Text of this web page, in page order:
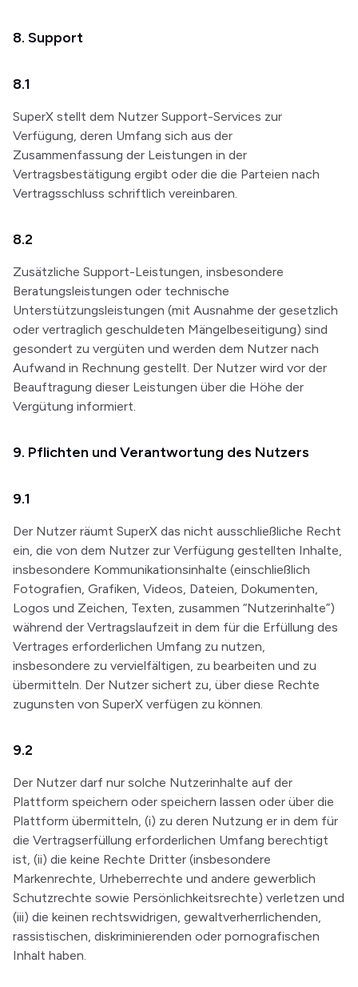
8. Support
8.1
SuperX stellt dem Nutzer Support-Services zur
Verfügung, deren Umfang sich aus der
Zusammenfassung der Leistungen in der
Vertragsbestätigung ergibt oder die die Parteien nach
Vertragsschluss schriftlich vereinbaren.
8.2
Zusätzliche Support-Leistungen, insbesondere
Beratungsleistungen oder technische
Unterstützungsleistungen (mit Ausnahme der gesetzlich
oder vertraglich geschuldeten Mängelbeseitigung) sind
gesondert zu vergüten und werden dem Nutzer nach
Aufwand in Rechnung gestellt. Der Nutzer wird vor der
Beauftragung dieser Leistungen über die Höhe der
Vergütung informiert.
9. Pflichten und Verantwortung des Nutzers
9.1
Der Nutzer räumt SuperX das nicht ausschließliche Recht
ein, die von dem Nutzer zur Verfügung gestellten Inhalte,
insbesondere Kommunikationsinhalte (einschließlich
Fotografien, Grafiken, Videos, Dateien, Dokumenten,
Logos und Zeichen, Texten, zusammen “Nutzerinhalte”)
während der Vertragslaufzeit in dem für die Erfüllung des
Vertrages erforderlichen Umfang zu nutzen,
insbesondere zu vervielfältigen, zu bearbeiten und zu
übermitteln. Der Nutzer sichert zu, über diese Rechte
zugunsten von SuperX verfügen zu können.
9.2
Der Nutzer darf nur solche Nutzerinhalte auf der
Plattform speichern oder speichern lassen oder über die
Plattform übermitteln, (i) zu deren Nutzung er in dem für
die Vertragserfüllung erforderlichen Umfang berechtigt
ist, (ii) die keine Rechte Dritter (insbesondere
Markenrechte, Urheberrechte und andere gewerblich
Schutzrechte sowie Persönlichkeitsrechte) verletzen und
(iii) die keinen rechtswidrigen, gewaltverherrlichenden,
rassistischen, diskriminierenden oder pornografischen
Inhalt haben.